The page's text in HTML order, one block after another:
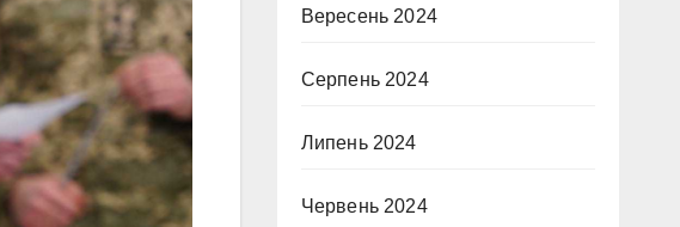
Вересень 2024
Серпень 2024
Липень 2024
Червень 2024